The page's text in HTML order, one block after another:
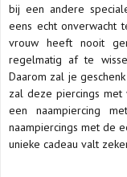
bij een andere
eens echt onverwacht
vrouw heeft nooit
regelmatig af te
Daarom zal je
zal deze piercings
een naampiercing
naampiercings met de
unieke cadeau valt